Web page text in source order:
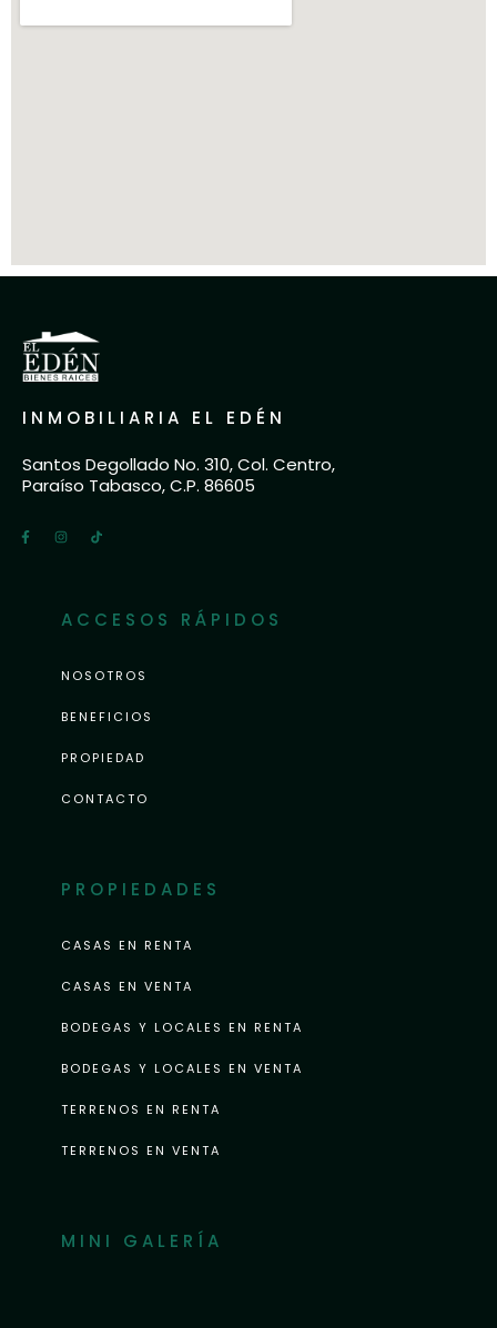
INMOBILIARIA EL EDÉN
Santos Degollado No. 310, Col. Centro,
Paraíso Tabasco, C.P. 86605
ACCESOS RÁPIDOS
NOSOTROS
BENEFICIOS
PROPIEDAD
CONTACTO
PROPIEDADES
CASAS EN RENTA
CASAS EN VENTA
BODEGAS Y LOCALES EN RENTA
BODEGAS Y LOCALES EN VENTA
TERRENOS EN RENTA
TERRENOS EN VENTA
MINI GALERÍA